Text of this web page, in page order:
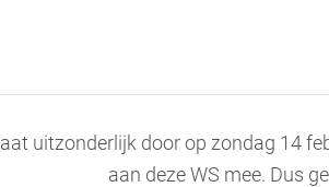
uitzonderlijk door op zondag 14
aan deze WS mee. Dus